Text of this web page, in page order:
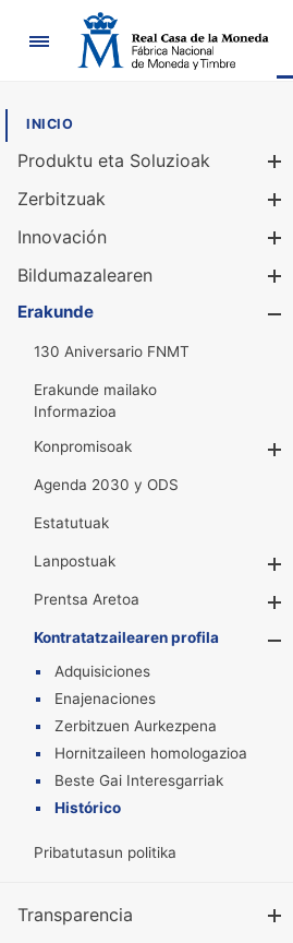
Nabigazioa
INICIO
Produktu eta Soluzioak
Zerbitzuak
Innovación
Bildumazalearen
Erakunde
130 Aniversario FNMT
Erakunde mailako
Informazioa
Konpromisoak
Agenda 2030 y ODS
Estatutuak
Lanpostuak
Prentsa Aretoa
Kontratatzailearen profila
Adquisiciones
Enajenaciones
Zerbitzuen Aurkezpena
Hornitzaileen homologazioa
Beste Gai Interesgarriak
Histórico
Pribatutasun politika
Transparencia